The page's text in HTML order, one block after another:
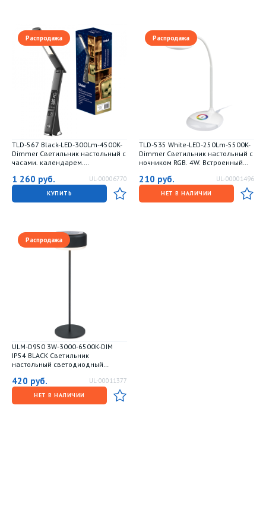
Распродажа
TLD-567 Black-LED-300Lm-4500K-
Dimmer Светильник настольный c
часами. календарем.
аккумулятор 2000mAh.
Сенсорный выключатель.
Диммер. Черный. ТМ Uniel
1 260 руб. UL-00006770
КУПИТЬ
Распродажа
TLD-535 White-LED-250Lm-5500K-
Dimmer Светильник настольный с
ночником RGB. 4W. Встроенный
Сенсорный выключатель. Белый.
TM Uniel.
210 руб. UL-00001496
НЕТ В НАЛИЧИИ
Распродажа
ULM-D950 3W-3000-6500K-DIM
IP54 BLACK Светильник
настольный светодиодный
аккумулятор 2200mAh. Диммер.
Черный. TM Uniel
420 руб. UL-00011377
НЕТ В НАЛИЧИИ